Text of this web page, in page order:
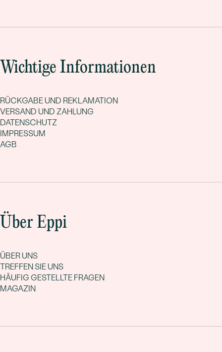
Wichtige Informationen
RÜCKGABE UND REKLAMATION
VERSAND UND ZAHLUNG
DATENSCHUTZ
IMPRESSUM
AGB
Über Eppi
ÜBER UNS
TREFFEN SIE UNS
HÄUFIG GESTELLTE FRAGEN
MAGAZIN